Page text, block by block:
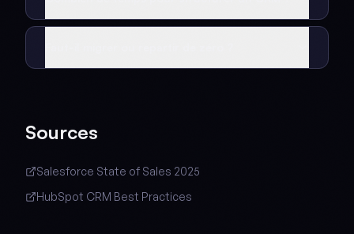
Sources
Salesforce State of Sales 2025
HubSpot CRM Best Practices